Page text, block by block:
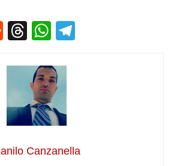
R
d
di
t
T
e
a
d
s
W
at
s
A
p
p
Canzanella